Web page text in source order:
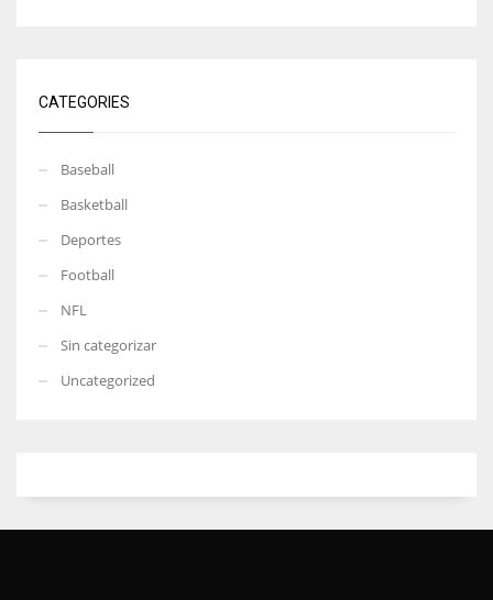
CATEGORIES
Baseball
Basketball
Deportes
Football
NFL
Sin categorizar
Uncategorized